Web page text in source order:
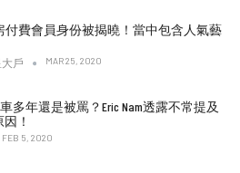
付費會員身份被揭曉！當中包含人氣藝
戶 MAR 25, 2020
多年還是被罵？Eric Nam透露不常提及
因！
FEB 5, 2020